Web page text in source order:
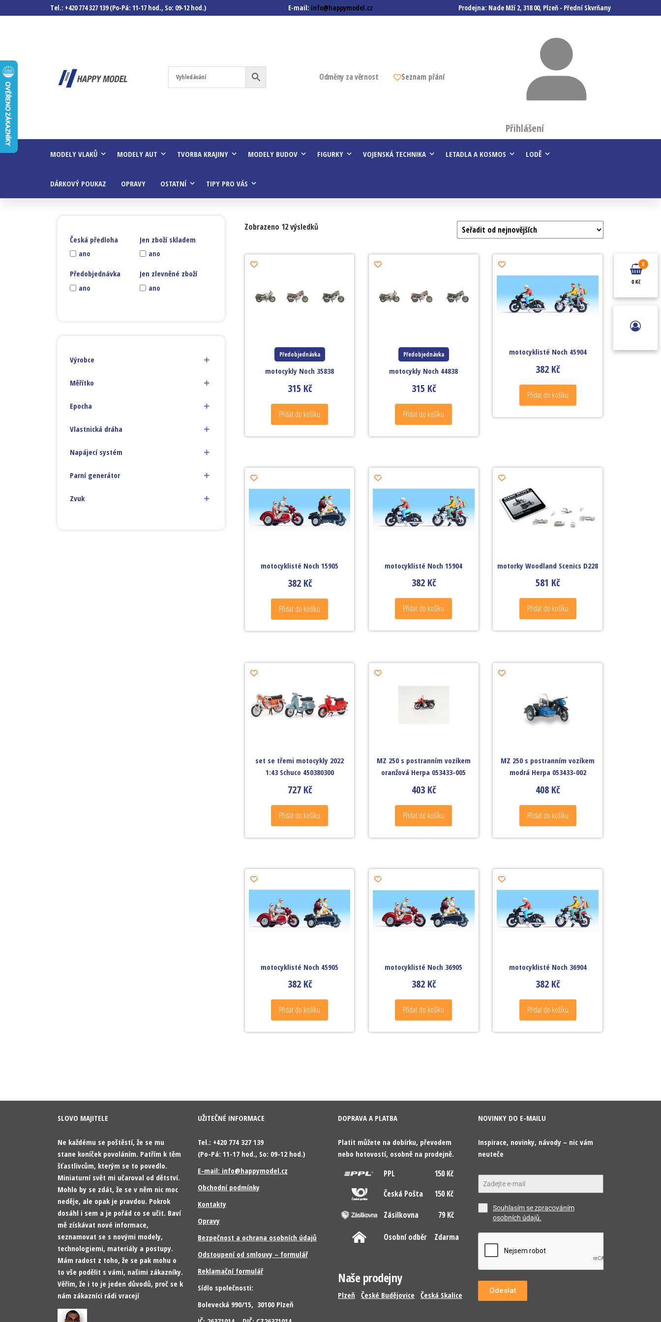
Tel.: +420 774 327 139 (Po-Pá: 11-17 hod., So: 09-12 hod.) E-mail: info@happymodel.cz Prodejna: Nade Mží 2, 318 00, Plzeň - Přední Skvrňany
Happymodel.cz
modelová
Odměny za věrnost Seznam přání
Přihlášení
MODELY VLAKŮ MODELY AUT TVORBA KRAJINY MODELY BUDOV FIGURKY VOJENSKÁ TECHNIKA LETADLA A KOSMOS LODĚ
DÁRKOVÝ POUKAZ OPRAVY OSTATNÍ TIPY PRO VÁS
Zobrazeno 12 výsledků
Předobjednávka
motocykly Noch 35838
315 Kč
Přidat do košíku
Předobjednávka
motocykly Noch 44838
315 Kč
Přidat do košíku
motocyklisté Noch 45904
382 Kč
Přidat do košíku
motocyklisté Noch 15905
382 Kč
Přidat do košíku
motocyklisté Noch 15904
382 Kč
Přidat do košíku
motorky Woodland Scenics D228
581 Kč
Přidat do košíku
set se třemi motocykly 2022
1:43 Schuco 450380300
727 Kč
Přidat do košíku
MZ 250 s postranním vozíkem
oranžová Herpa 053433-005
403 Kč
Přidat do košíku
MZ 250 s postranním vozíkem
modrá Herpa 053433-002
408 Kč
Přidat do košíku
motocyklisté Noch 45905
382 Kč
Přidat do košíku
motocyklisté Noch 36905
382 Kč
Přidat do košíku
motocyklisté Noch 36904
382 Kč
Přidat do košíku
Česká předloha
ano
Jen zboží skladem
ano
Předobjednávka
ano
Jen zlevněné zboží
ano
Výrobce
Měřítko
Epocha
Vlastnická dráha
Napájecí systém
Parní generátor
Zvuk
SLOVO MAJITELE
Ne každému se poštěstí, že se mu
stane koníček povoláním. Patřím k těm
šťastlivcům, kterým se to povedlo.
Miniaturní svět mi učaroval od dětství.
Mohlo by se zdát, že se v něm nic moc
neděje, ale opak je pravdou. Pokrok
dosáhl i sem a je pořád co se učit. Baví
mě získávat nové informace,
seznamovat se s novými modely,
technologiemi, materiály a postupy.
Mám radost z toho, že se pak mohu o
to vše podělit s vámi, našimi zákazníky.
Věřím, že i to je jeden důvodů, proč se k
nám zákazníci rádi vracejí
UŽITEČNÉ INFORMACE
Tel.: +420 774 327 139
(Po-Pá: 11-17 hod., So: 09-12 hod.)
E-mail: info@happymodel.cz
Obchodní podmínky
Kontakty
Opravy
Bezpečnost a ochrana osobních údajů
Odstoupení od smlouvy – formulář
Reklamační formulář
Sídlo společnosti:
Bolevecká 990/15, 30100 Plzeň
DOPRAVA A PLATBA
Platit můžete na dobírku, převodem
nebo hotovostí, osobně na prodejně.
PPL
150 Kč
Česká Pošta
150 Kč
Zásilkovna
79 Kč
Osobní odběr Zdarma
Naše prodejny
Plzeň České Budějovice Česká Skalice
NOVINKY DO E-MAILU
Inspirace, novinky, návody – nic vám
neuteče
Souhlasím se zpracováním
osobních údajů.
Odeslat
0
0 Kč